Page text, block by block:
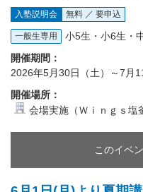
入塾説明会 無料 ／ 要申込
一般生専用
小5生・小6生・
開催期間：
2026年5月30日（土）～7月
開催場所：
会場実施（Ｗｉｎｇｓ塩
このイベ